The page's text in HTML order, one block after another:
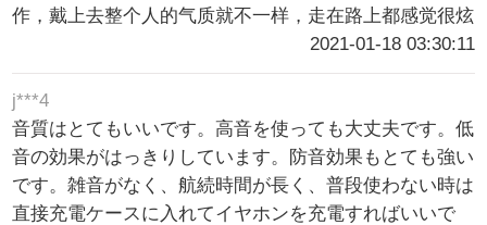
作，戴上去整个人的气质就不一样，走在路上都感觉很炫
2021-01-18 03:30:11
j***4
音質はとてもいいです。高音を使っても大丈夫です。低
音の効果がはっきりしています。防音効果もとても強い
です。雑音がなく、航続時間が長く、普段使わない時は
直接充電ケースに入れてイヤホンを充電すればいいで